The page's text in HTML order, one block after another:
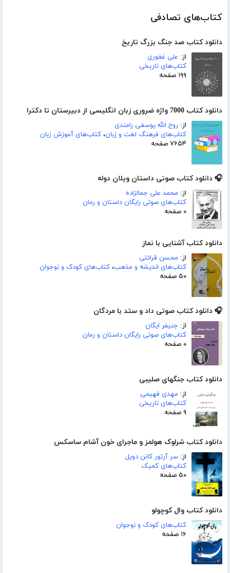
کتاب‌های تصادفی
دانلود کتاب صد جنگ بزرگ تاریخ
از: علی غفوری
کتاب‌های تاریخی
۱۹۹ صفحه
دانلود کتاب 7000 واژه ضروری زبان انگلیسی از دبیرستان تا دکترا
از: روح الله یوسفی رامندی
کتاب‌های فرهنگ لغت و زبان، کتاب‌های آموزش زبان
۷۶۵۴ صفحه
🎧 دانلود کتاب صوتی داستان ویلان دوله
از: محمد علی جمالزاده
کتاب‌های صوتی رایگان داستان و رمان
۰ صفحه
دانلود کتاب آشنایی با نماز
از: محسن قرائتی
کتاب‌های اندیشه و مذهب، کتاب‌های کودک و نوجوان
۵۰ صفحه
🎧 دانلود کتاب صوتی داد و ستد با مردگان
از: جنیفر ایگان
کتاب‌های صوتی رایگان داستان و رمان
۰ صفحه
دانلود کتاب جنگهای صلیبی
از: مهدی فهیمی
کتاب‌های تاریخی
۹ صفحه
دانلود کتاب شرلوک هولمز و ماجرای خون آشام ساسکس
از: سر آرتور کانن دویل
کتاب‌های کمیک
۵۰ صفحه
دانلود کتاب وال کوچولو
کتاب‌های کودک و نوجوان
۱۶ صفحه